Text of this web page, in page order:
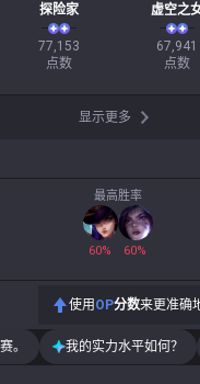
探险家
77,153
点数
虚空之
67,941
点数
显示更多
最高胜率
60% 60%
使用 OP分数来更准确
。 我的实力水平如何？